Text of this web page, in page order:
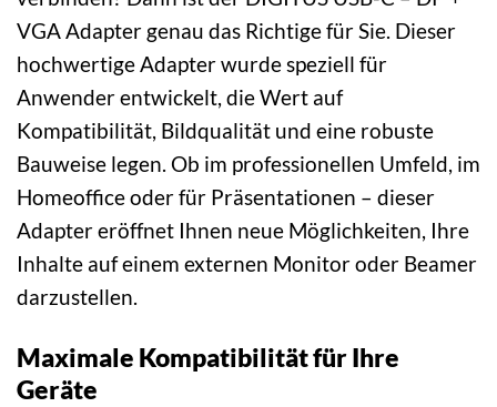
VGA Adapter genau das Richtige für Sie. Dieser
hochwertige Adapter wurde speziell für
Anwender entwickelt, die Wert auf
Kompatibilität, Bildqualität und eine robuste
Bauweise legen. Ob im professionellen Umfeld, im
Homeoffice oder für Präsentationen – dieser
Adapter eröffnet Ihnen neue Möglichkeiten, Ihre
Inhalte auf einem externen Monitor oder Beamer
darzustellen.
Maximale Kompatibilität für Ihre
Geräte